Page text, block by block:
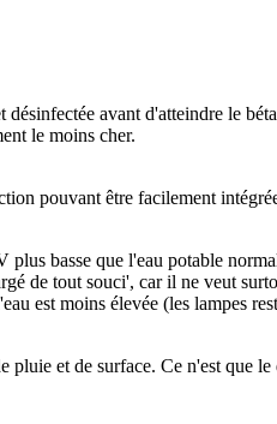
avant d'atteindre le
le moins cher.
pouvant être facilement
basse que l'eau potable
de tout souci', car il ne veut
est moins élevée (les lampes
et de surface. Ce n'est que le